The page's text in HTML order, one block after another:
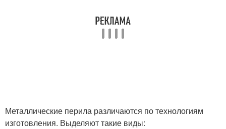
Металлические перила различаются по технологиям
изготовления. Выделяют такие виды: